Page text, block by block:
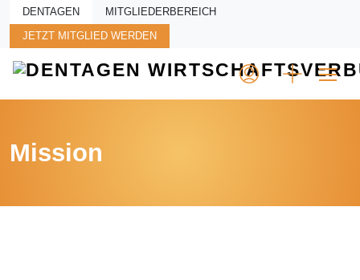
Skip to main content
DENTAGEN MITGLIEDERBEREICH
JETZT MITGLIED WERDEN
Mission